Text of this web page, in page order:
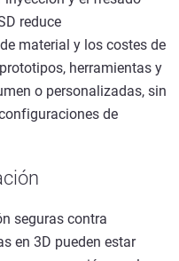
reduce
material y los costes de
herramientas y
o personalizadas, sin
de
seguras contra
en 3D pueden estar